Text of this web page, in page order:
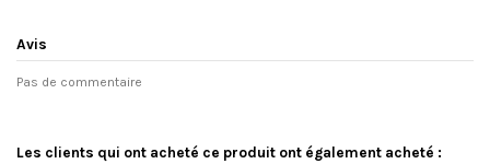
Avis
Pas de commentaire
Les clients qui ont acheté ce produit ont également acheté :